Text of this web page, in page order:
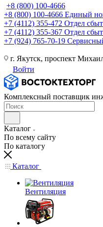
+8 (800) 100-4666
+8 (800) 100-4666 Единый
+7 (4112) 355-472 Отдел
+7 (4112) 355-367 Отдел
+7 (924) 765-70-19
г. Якутск, проспект
Войти
Комплексный поставщик
Каталог
По всему сайту
По каталогу
Каталог
Вентиляция